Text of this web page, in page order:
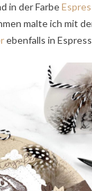
in der Farbe
malte ich mit
ebenfalls in